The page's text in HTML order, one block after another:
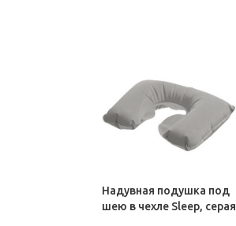
Надувная подушка под
шею в чехле Sleep, серая